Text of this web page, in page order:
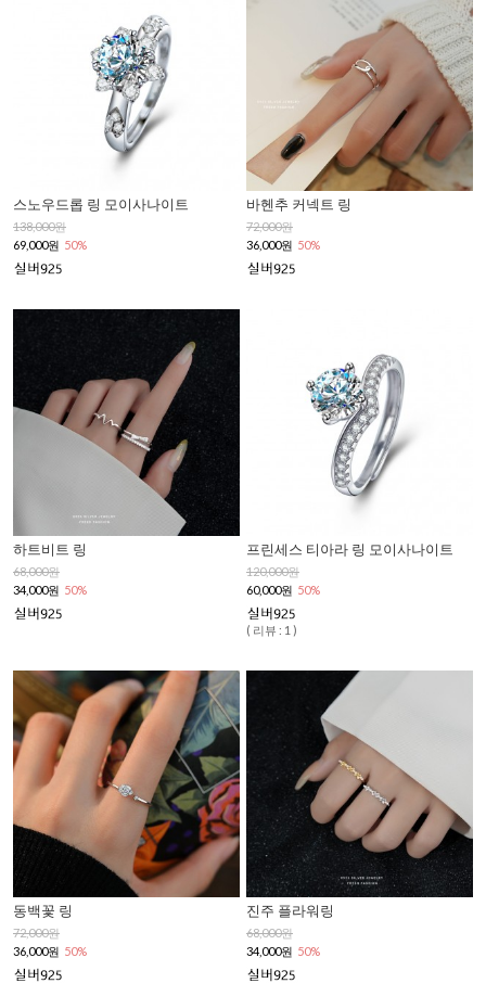
스노우드롭 링 모이사나이트
138,000원
69,000원 50%
바헨추 커넥트 링
72,000원
36,000원 50%
하트비트 링
68,000원
34,000원 50%
프린세스 티아라 링 모이사나이트
120,000원
60,000원 50%
( 리뷰 : 1 )
동백꽃 링
72,000원
36,000원 50%
진주 플라워링
68,000원
34,000원 50%